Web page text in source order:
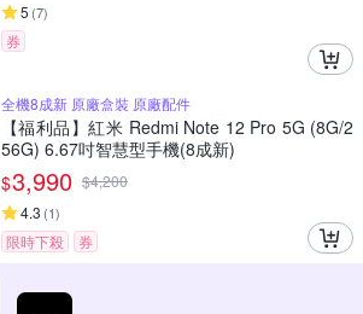
5 (7)
券
全機8成新 原廠盒裝 原廠配件
【福利品】紅米 Redmi Note 12 Pro 5G (8G/2
56G) 6.67吋智慧型手機(8成新)
$3,990 $4,200
4.3 (1)
限時下殺 券